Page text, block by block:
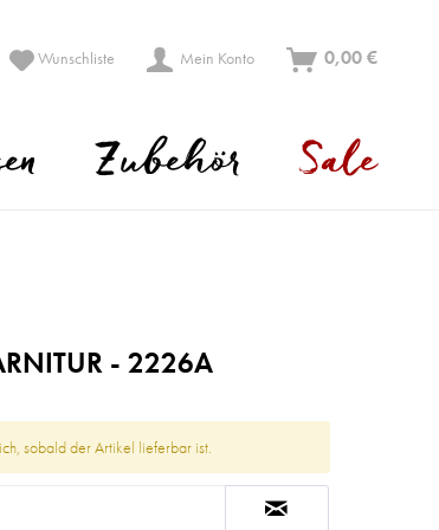
Wunschliste Mein Konto 0,00 €
Zubehör Sale
- 2226A
sobald der Artikel lieferbar ist.